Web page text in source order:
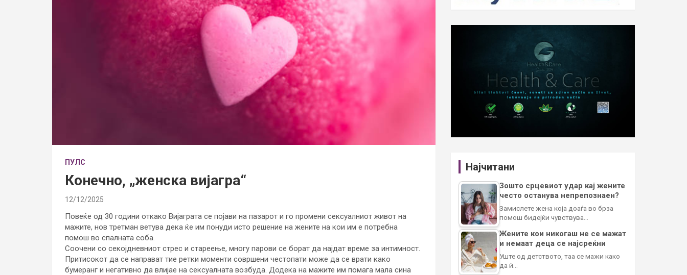
ПУЛС
Конечно, „женска вијагра“
12/12/2025
Повеќе од 30 години откако Вијаграта се појави на пазарот и го промени сексуалниот живот на
мажите, нов третман ветува дека ќе им понуди исто решение на жените на кои им е потребна
помош во спалната соба.
Соочени со секојдневниот стрес и стареење, многу парови се борат да најдат време за интимност.
Притисокот да се направат тие ретки моменти совршени честопати може да се врати како
бумеранг и негативно да влијае на сексуалната возбуда. Додека на мажите им помага мала сина
Најчитани
Зошто срцевиот удар кај жените
често останува непрепознаен?
Замислете жена која доаѓа во брза
помош бидејќи чувствува…
Жените кои никогаш не се мажат
и немаат деца се најсреќни
Уште од детството, таа се мажи како
да ѝ…